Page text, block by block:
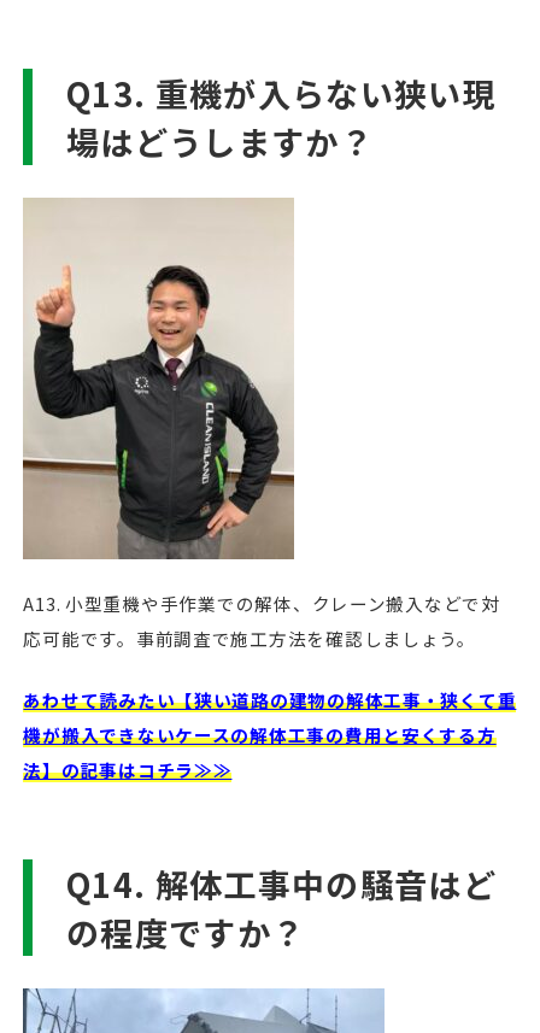
Q13. 重機が入らない狭い現
場はどうしますか？
A13. 小型重機や手作業での解体、クレーン搬入などで対
応可能です。事前調査で施工方法を確認しましょう。
あわせて読みたい【狭い道路の建物の解体工事・狭くて重
機が搬入できないケースの解体工事の費用と安くする方
法】の記事はコチラ≫≫
Q14. 解体工事中の騒音はど
の程度ですか？